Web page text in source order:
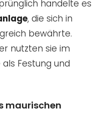
handelte es
, die sich in
bewährte.
nutzten sie im
Festung und
maurischen